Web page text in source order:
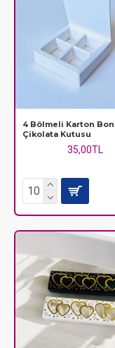
4 Bölmeli Karton
Çikolata Kutusu
35,00TL